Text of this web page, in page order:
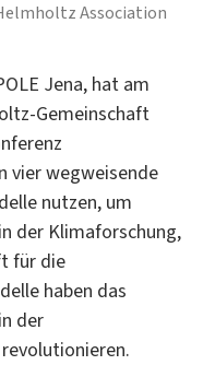
Association
Jena, hat am
Gemeinschaft
vier wegweisende
nutzen, um
der Klimaforschung,
für die
haben das
der